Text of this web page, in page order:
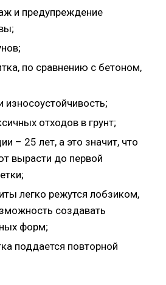
и предупреждение
по сравнению с бетоном,
износоустойчивость;
отходов в грунт;
– 25 лет, а это значит, что
вырасти до первой
легко режутся лобзиком,
создавать
форм;
поддается повторной